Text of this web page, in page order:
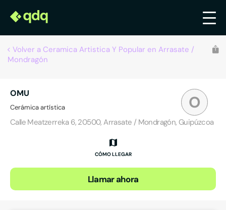
Volver a Ceramica Artistica Y Popular en Arrasate /
Mondragón
O
OMU
Cerámica artística
Calle Meatzerreka 6, 20500, Arrasate / Mondragón, Guipúzcoa
CÓMO LLEGAR
Llamar ahora